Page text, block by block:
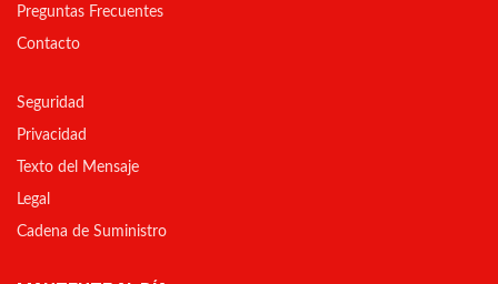
Preguntas Frecuentes
Contacto
Seguridad
Privacidad
Texto del Mensaje
Legal
Cadena de Suministro